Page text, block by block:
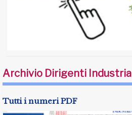
Archivio Dirigenti Industria
Tutti i numeri PDF